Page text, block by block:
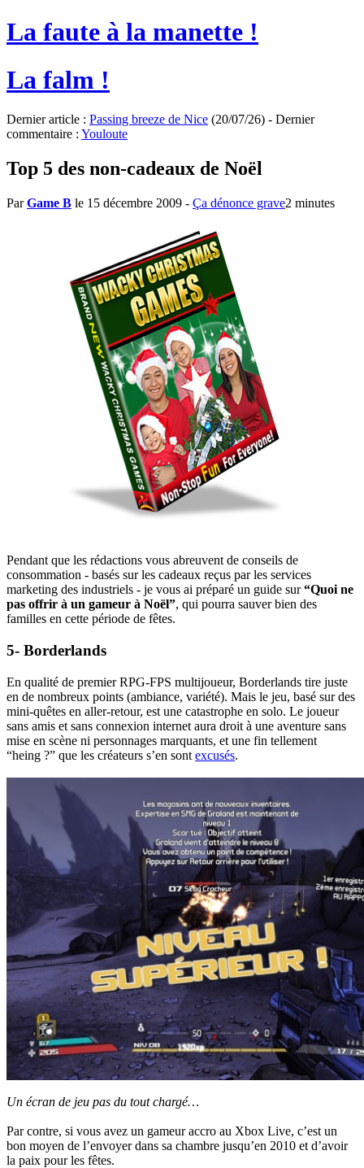
La faute à la manette !
La falm !
Dernier article : Passing breeze de Nice (20/07/26) - Dernier
commentaire : Youloute
Top 5 des non-cadeaux de Noël
ParGame B le 15 décembre 2009 - Ça dénonce grave2 minutes
Pendant que les rédactions vous abreuvent de conseils de
consommation - basés sur les cadeaux reçus par les services
marketing des industriels - je vous ai préparé un guide sur“Quoi ne
pas offrir à un gameur à Noël”, qui pourra sauver bien des
familles en cette période de fêtes.
5- Borderlands
En qualité de premier RPG-FPS multijoueur, Borderlands tire juste
en de nombreux points (ambiance, variété). Mais le jeu, basé sur des
mini-quêtes en aller-retour, est une catastrophe en solo. Le joueur
sans amis et sans connexion internet aura droit à une aventure sans
mise en scène ni personnages marquants, et une fin tellement
“heing ?” que les créateurs s’en sont excusés.
Un écran de jeu pas du tout chargé…
Par contre, si vous avez un gameur accro au Xbox Live, c’est un
bon moyen de l’envoyer dans sa chambre jusqu’en 2010 et d’avoir
la paix pour les fêtes.